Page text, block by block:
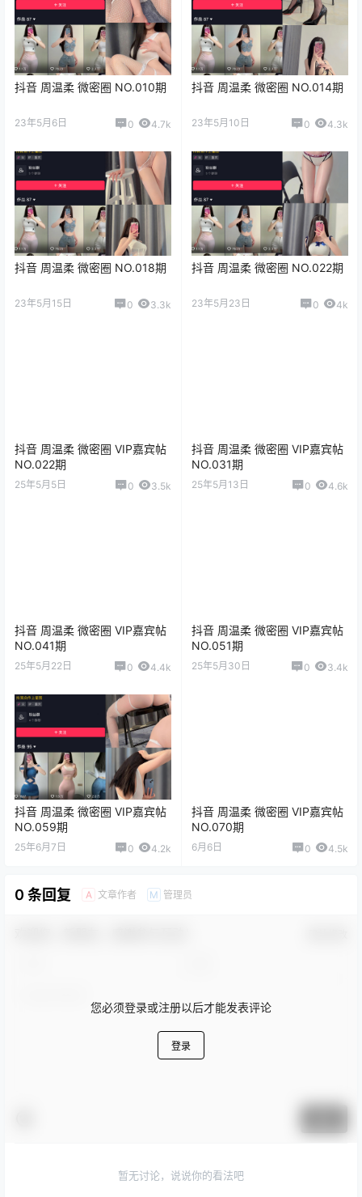
抖音 周温柔 微密圈 NO.010期
23年5月6日 0 4.7k
抖音 周温柔 微密圈 NO.014期
23年5月10日 0 4.3k
抖音 周温柔 微密圈 NO.018期
23年5月15日 0 3.3k
抖音 周温柔 微密圈 NO.022期
23年5月23日 0 4k
抖音 周温柔 微密圈 VIP嘉宾帖
NO.022期
25年5月5日 0 3.5k
抖音 周温柔 微密圈 VIP嘉宾帖
NO.031期
25年5月13日 0 4.6k
抖音 周温柔 微密圈 VIP嘉宾帖
NO.041期
25年5月22日 0 4.4k
抖音 周温柔 微密圈 VIP嘉宾帖
NO.051期
25年5月30日 0 3.4k
抖音 周温柔 微密圈 VIP嘉宾帖
NO.059期
25年6月7日 0 4.2k
抖音 周温柔 微密圈 VIP嘉宾帖
NO.070期
6月6日 0 4.5k
0 条回复 A 文章作者 M 管理员
您必须登录或注册以后才能发表评论
登录
暂无讨论，说说你的看法吧